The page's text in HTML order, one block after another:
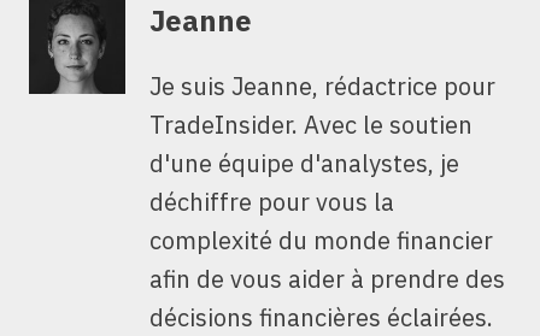
Jeanne
Je suis Jeanne, rédactrice pour
TradeInsider. Avec le soutien
d'une équipe d'analystes, je
déchiffre pour vous la
complexité du monde financier
afin de vous aider à prendre des
décisions financières éclairées.